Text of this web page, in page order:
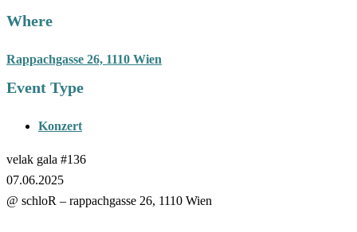
Where
Rappachgasse 26, 1110 Wien
Event Type
Konzert
velak gala #136
07.06.2025
@ schloR – rappachgasse 26, 1110 Wien